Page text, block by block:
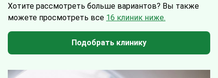
Хотите рассмотреть больше вариантов? Вы также
можете просмотреть все 16 клиник ниже.
Подобрать клинику